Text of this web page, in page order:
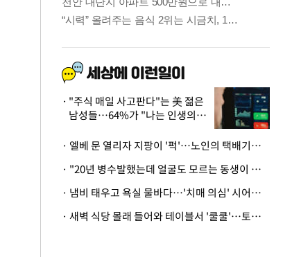
"주식 매일 사고판다"는 美 젊은
남성들…64%가 "나는 인생의
· 엘베 문 열리자 지팡이 '퍽'…노인의 택배기사 폭행 이유
· "20년 병수발했는데 얼굴도 모르는 동생이 유산 절반을"…배다른 형제 상속권 있을까
· 냄비 태우고 욕실 물바다…'치매 의심' 시어머니 검사 권유했다가 '날벼락'
· 새벽 식당 몰래 들어와 테이블서 '쿨쿨'…토사물 남기고 사라진 남성